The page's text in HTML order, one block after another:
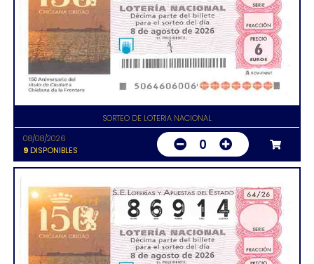
SORTEO DE LOTERIA NACIONAL
08/08/2026
9DISPONIBLES 0